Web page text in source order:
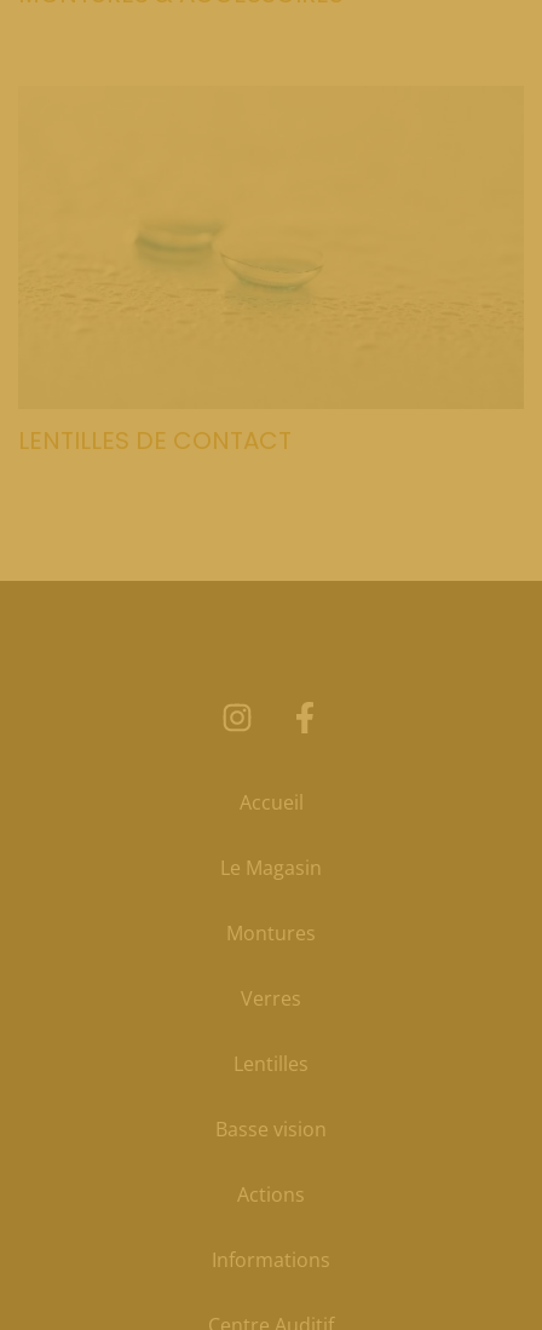
LENTILLES DE CONTACT
Accueil
Le Magasin
Montures
Verres
Lentilles
Basse vision
Actions
Informations